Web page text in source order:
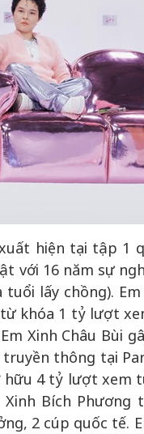
hiện tại tập 1
với 16 năm sự
tuổi lấy chồng).
từ khóa 1 tỷ lượt
Xinh Châu Bùi
thông tại
hữu 4 tỷ lượt xem
Xinh Bích
2 cúp quốc tế.